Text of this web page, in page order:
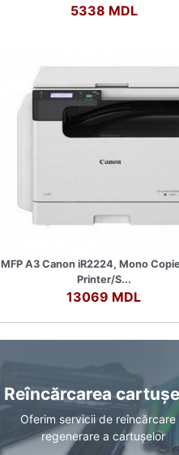
5338 MDL
MFP A3 Canon iR2224, Mono
Printer/S...
13069 MDL
Reîncărcarea
Oferim servicii de reîncărcare
regenerare a cartușelor